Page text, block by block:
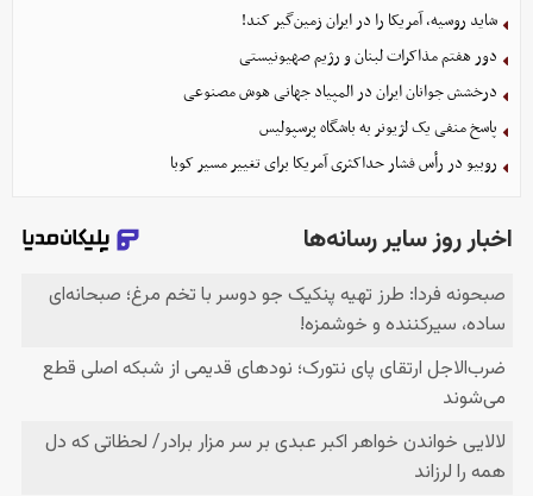
شاید روسیه، آمریکا را در ایران زمین‌گیر کند!
دور هفتم مذاکرات لبنان و رژیم صهیونیستی
درخشش جوانان ایران در المپیاد جهانی هوش مصنوعی
پاسخ منفی یک لژیونر به باشگاه پرسپولیس
روبیو در رأس فشار حداکثری آمریکا برای تغییر مسیر کوبا